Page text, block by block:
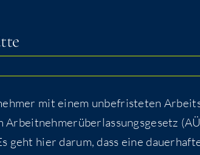
mit einem unbe­fris­te­ten
Arbeit­neh­mer­über­las­sungs­ge­setz
geht hier dar­um, dass eine